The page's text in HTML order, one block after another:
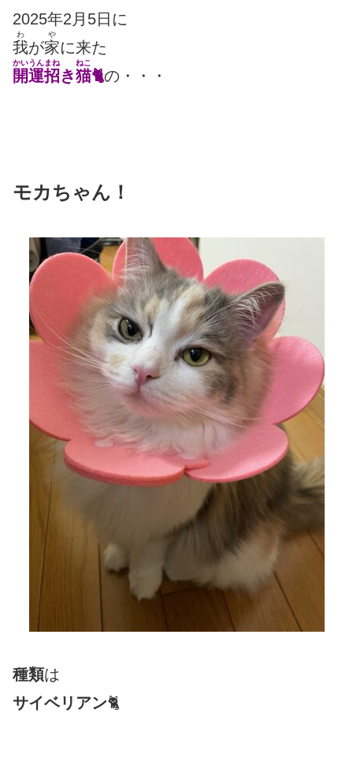
2025年2月5日に
我
わ
が家
や
に来た
開運招
かいうんまね
き猫
ねこ
🐈の・・・
モカちゃん！
種類は
サイベリアン🐈